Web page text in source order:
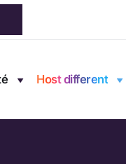
Host different